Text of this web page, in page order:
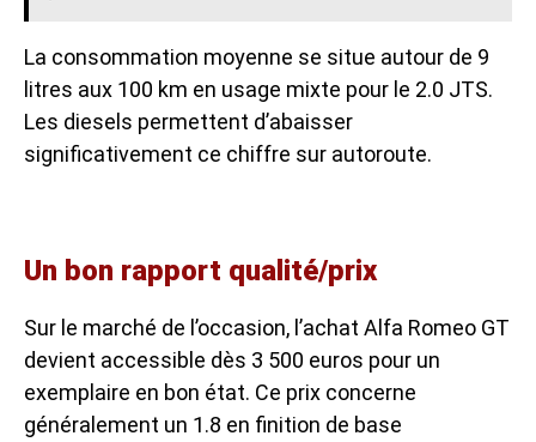
La consommation moyenne se situe autour de 9
litres aux 100 km en usage mixte pour le 2.0 JTS.
Les diesels permettent d’abaisser
significativement ce chiffre sur autoroute.
Un bon rapport qualité/prix
Sur le marché de l’occasion, l’achat Alfa Romeo GT
devient accessible dès 3 500 euros pour un
exemplaire en bon état. Ce prix concerne
généralement un 1.8 en finition de base